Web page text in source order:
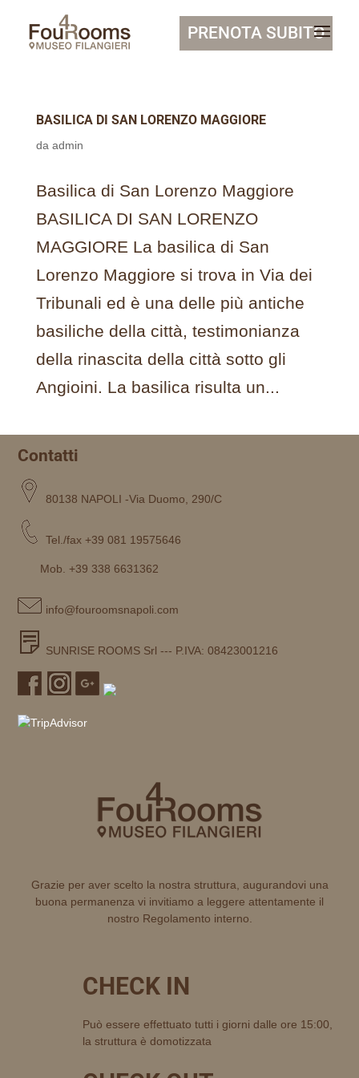
PRENOTA SUBITO
BASILICA DI SAN LORENZO MAGGIORE
da admin
Basilica di San Lorenzo Maggiore
BASILICA DI SAN LORENZO
MAGGIORE La basilica di San
Lorenzo Maggiore si trova in Via dei
Tribunali ed è una delle più antiche
basiliche della città, testimonianza
della rinascita della città sotto gli
Angioini. La basilica risulta un...
Contatti
80138 NAPOLI -Via Duomo, 290/C
Tel./fax +39 081 19575646
Mob. +39 338 6631362
info@fouroomsnapoli.com
SUNRISE ROOMS Srl --- P.IVA: 08423001216
Grazie per aver scelto la nostra struttura, augurandovi una
buona permanenza vi invitiamo a leggere attentamente il
nostro Regolamento interno.
CHECK IN
Può essere effettuato tutti i giorni dalle ore 15:00,
la struttura è domotizzata